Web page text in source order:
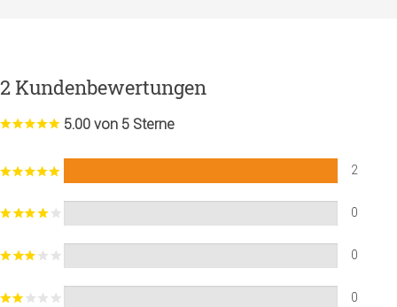
2 Kundenbewertungen
5.00 von 5 Sterne
2
0
0
0